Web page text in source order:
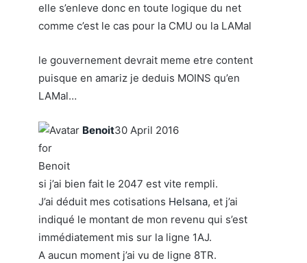
elle s’enleve donc en toute logique du net
comme c’est le cas pour la CMU ou la LAMal
le gouvernement devrait meme etre content
puisque en amariz je deduis MOINS qu’en
LAMal…
Benoit30 April 2016
si j’ai bien fait le 2047 est vite rempli.
J’ai déduit mes cotisations Helsana, et j’ai
indiqué le montant de mon revenu qui s’est
immédiatement mis sur la ligne 1AJ.
A aucun moment j’ai vu de ligne 8TR.